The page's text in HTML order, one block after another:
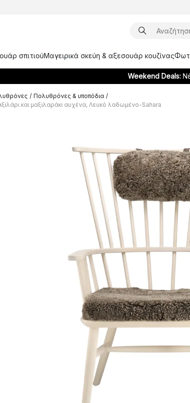
σπιτιούΜαγειρικά σκεύη & αξεσουάρ κουζίνας
Weekend Deals:
/ Πολυθρόνες & υποπόδια /
και μαξιλαράκι αυχένα, Λευκό λαδωμένο-Sahara